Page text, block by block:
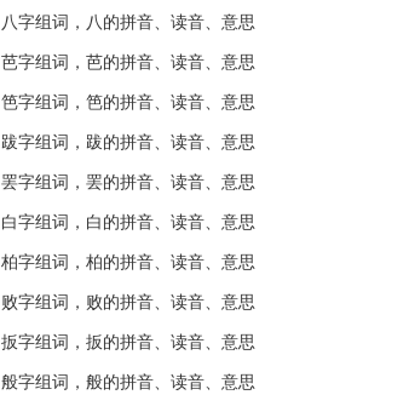
八字组词，八的拼音、读音、意思
芭字组词，芭的拼音、读音、意思
笆字组词，笆的拼音、读音、意思
跋字组词，跋的拼音、读音、意思
罢字组词，罢的拼音、读音、意思
白字组词，白的拼音、读音、意思
柏字组词，柏的拼音、读音、意思
败字组词，败的拼音、读音、意思
扳字组词，扳的拼音、读音、意思
般字组词，般的拼音、读音、意思